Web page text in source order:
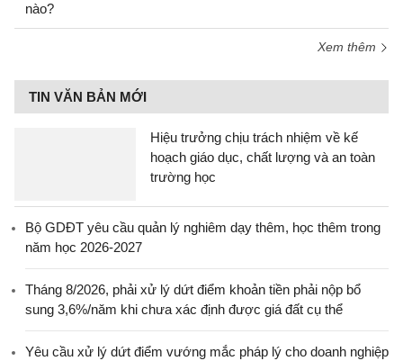
nào?
Xem thêm
TIN VĂN BẢN MỚI
Hiệu trưởng chịu trách nhiệm về kế
hoạch giáo dục, chất lượng và an toàn
trường học
Bộ GDĐT yêu cầu quản lý nghiêm dạy thêm, học thêm trong
năm học 2026-2027
Tháng 8/2026, phải xử lý dứt điểm khoản tiền phải nộp bổ
sung 3,6%/năm khi chưa xác định được giá đất cụ thể
Yêu cầu xử lý dứt điểm vướng mắc pháp lý cho doanh nghiệp